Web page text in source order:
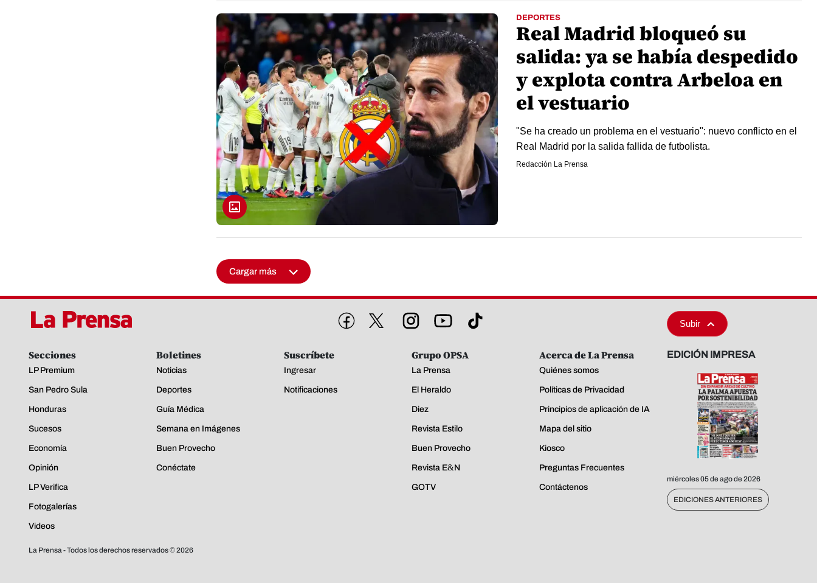
DEPORTES
Real Madrid bloqueó su
salida: ya se había despedido
y explota contra Arbeloa en
el vestuario
"Se ha creado un problema en el vestuario": nuevo conflicto en el
Real Madrid por la salida fallida de futbolista.
Redacción La Prensa
Cargar más
Subir
Secciones
LP Premium
San Pedro Sula
Honduras
Sucesos
Economía
Opinión
LP Verifica
Fotogalerías
Videos
Boletines
Noticias
Deportes
Guía Médica
Semana en Imágenes
Buen Provecho
Conéctate
Suscríbete
Ingresar
Notificaciones
Grupo OPSA
La Prensa
El Heraldo
Diez
Revista Estilo
Buen Provecho
Revista E&N
GOTV
Acerca de La Prensa
Quiénes somos
Políticas de Privacidad
Principios de aplicación de IA
Mapa del sitio
Kiosco
Preguntas Frecuentes
Contáctenos
EDICIÓN IMPRESA
miércoles 05 de ago de 2026
EDICIONES ANTERIORES
La Prensa - Todos los derechos reservados ©2026